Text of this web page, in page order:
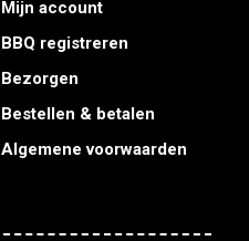
Mijn account
BBQ registreren
Bezorgen
Bestellen & betalen
Algemene voorwaarden